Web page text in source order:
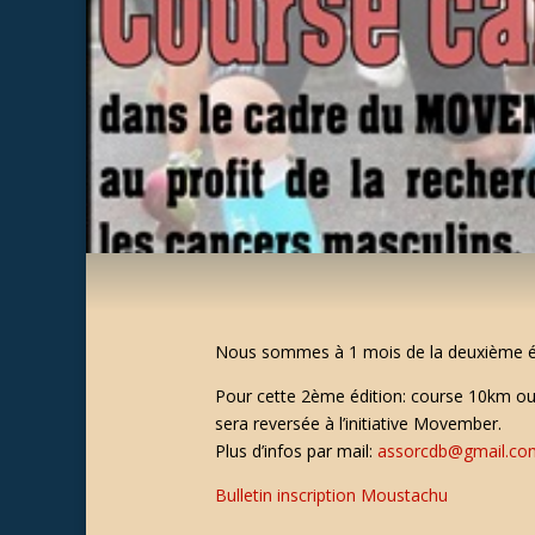
Nous sommes à 1 mois de la deuxième
Pour cette 2ème édition: course 10km
sera reversée à l’initiative Movember.
Plus d’infos par mail:
Bulletin inscription Moustachu